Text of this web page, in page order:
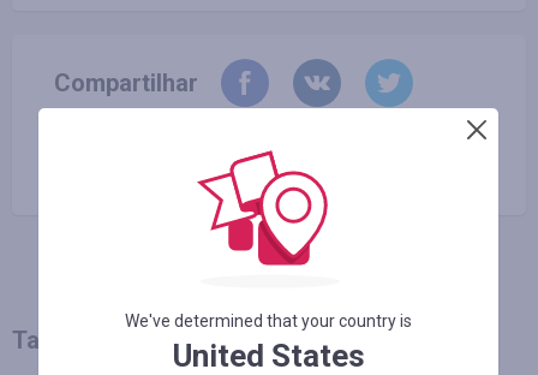
Compartilhar
Copiar o link
Talvez você também goste
We've determined that your country is
United States